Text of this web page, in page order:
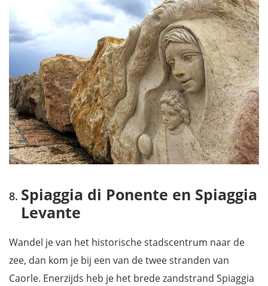
Spiaggia di Ponente en Spiaggia
Levante
Wandel je van het historische stadscentrum naar de
zee, dan kom je bij een van de twee stranden van
Caorle. Enerzijds heb je het brede zandstrand Spiaggia